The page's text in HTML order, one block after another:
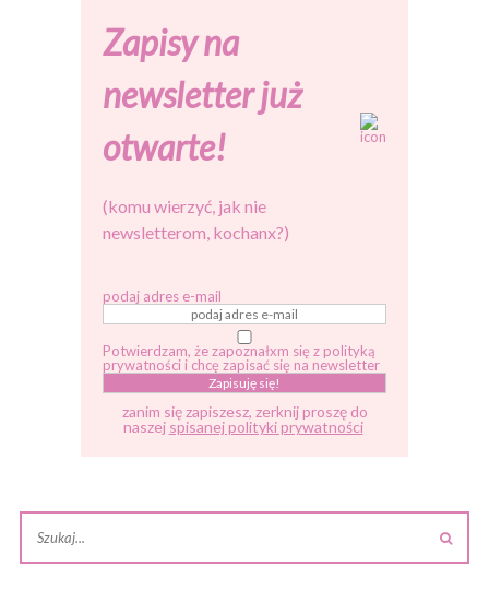
Zapisy na
newsletter już
otwarte!
(komu wierzyć, jak nie
newsletterom, kochanx?)
podaj adres e-mail
Potwierdzam, że zapoznałxm się z polityką
prywatności i chcę zapisać się na newsletter
zanim się zapiszesz, zerknij proszę do
naszej spisanej polityki prywatności